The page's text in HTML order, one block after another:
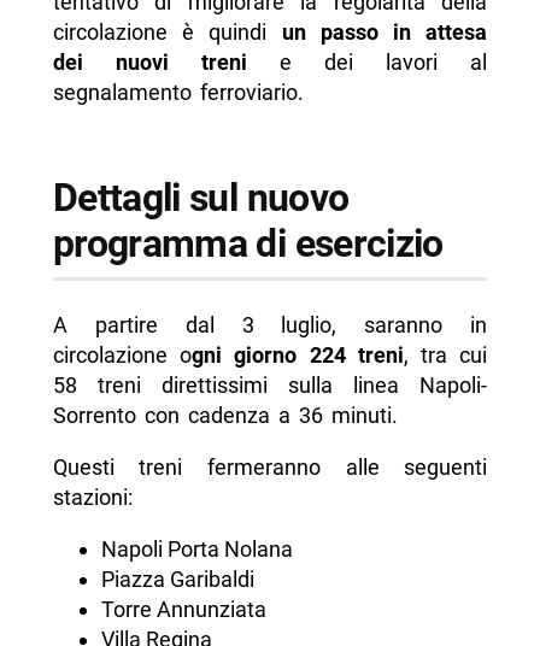
circolazione è quindi un passo in attesa
dei nuovi treni e dei lavori al
segnalamento ferroviario.
Dettagli sul nuovo
programma di esercizio
A partire dal 3 luglio, saranno in
circolazione ogni giorno 224 treni, tra cui
58 treni direttissimi sulla linea Napoli-
Sorrento con cadenza a 36 minuti.
Questi treni fermeranno alle seguenti
stazioni:
Napoli Porta Nolana
Piazza Garibaldi
Torre Annunziata
Villa Regina